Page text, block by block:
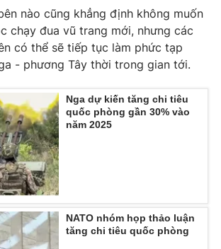
nào cũng khẳng định không muốn
chạy đua vũ trang mới, nhưng các
có thể sẽ tiếp tục làm phức tạp
- phương Tây thời trong gian tới.
Nga dự kiến tăng chi tiêu
quốc phòng gần 30% vào
năm 2025
NATO nhóm họp thảo luận
tăng chi tiêu quốc phòng